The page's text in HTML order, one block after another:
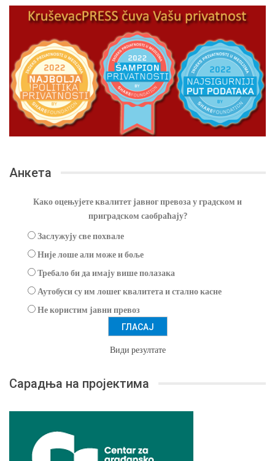
Анкета
Како оцењујете квалитет јавног превоза у градском и
приградском саобраћају?
Заслужују све похвале
Није лоше али може и боље
Требало би да имају више полазака
Аутобуси су им лошег квалитета и стално касне
Не користим јавни превоз
Види резултате
Сарадња на пројектима